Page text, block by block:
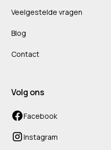
Veelgestelde vragen
Blog
Contact
Volg ons
Facebook
Instagram